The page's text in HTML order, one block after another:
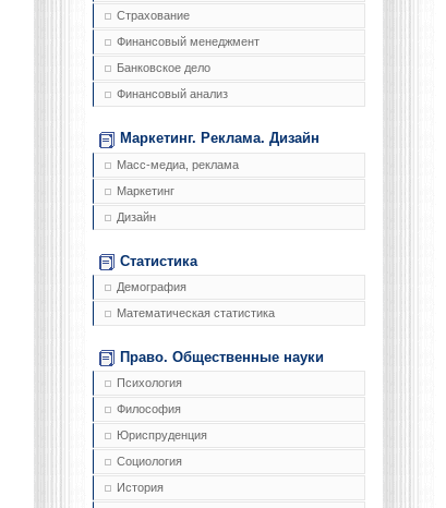
Страхование
Финансовый менеджмент
Банковское дело
Финансовый анализ
Маркетинг. Реклама. Дизайн
Масс-медиа, реклама
Маркетинг
Дизайн
Статистика
Демография
Математическая статистика
Право. Общественные науки
Психология
Философия
Юриспруденция
Социология
История